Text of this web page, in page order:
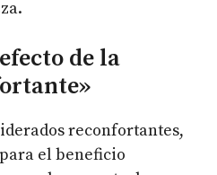
de la
reconfortantes,
el beneficio